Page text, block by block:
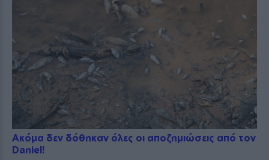
Ακόμα δεν δόθηκαν όλες οι αποζημιώσεις από τον
Daniel!